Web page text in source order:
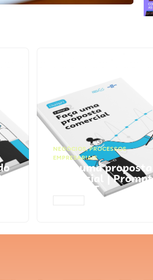
NEGÓCIOS,PROCESSOS
EMPRESARIAIS
Faça uma proposta
comercial |
ChatGPT